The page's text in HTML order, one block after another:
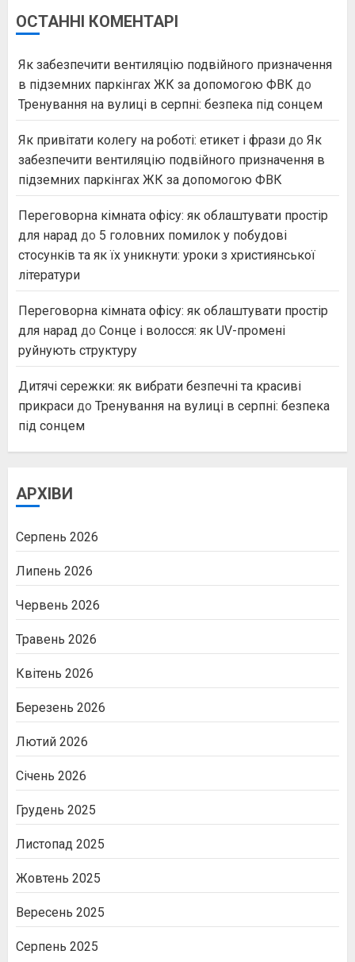
ОСТАННІ КОМЕНТАРІ
Як забезпечити вентиляцію подвійного призначення
в підземних паркінгах ЖК за допомогою ФВК до
Тренування на вулиці в серпні: безпека під сонцем
Як привітати колегу на роботі: етикет і фрази до Як
забезпечити вентиляцію подвійного призначення в
підземних паркінгах ЖК за допомогою ФВК
Переговорна кімната офісу: як облаштувати простір
для нарад до 5 головних помилок у побудові
стосунків та як їх уникнути: уроки з християнської
літератури
Переговорна кімната офісу: як облаштувати простір
для нарад до Сонце і волосся: як UV-промені
руйнують структуру
Дитячі сережки: як вибрати безпечні та красиві
прикраси до Тренування на вулиці в серпні: безпека
під сонцем
АРХІВИ
Серпень 2026
Липень 2026
Червень 2026
Травень 2026
Квітень 2026
Березень 2026
Лютий 2026
Січень 2026
Грудень 2025
Листопад 2025
Жовтень 2025
Вересень 2025
Серпень 2025